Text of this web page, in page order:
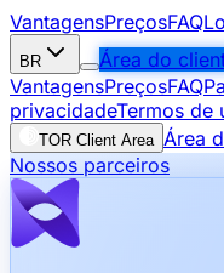
VantagensPreçosFAQ
BR Área do
VantagensPreçosFAQ
privacidadeTermos de
TOR Client Area Área
Nossos parceiros